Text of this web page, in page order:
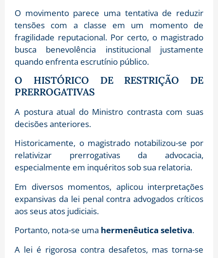
O movimento parece uma tentativa de reduzir
tensões com a classe em um momento de
fragilidade reputacional. Por certo, o magistrado
busca benevolência institucional justamente
quando enfrenta escrutínio público.
O HISTÓRICO DE RESTRIÇÃO DE
PRERROGATIVAS
A postura atual do Ministro contrasta com suas
decisões anteriores.
Historicamente, o magistrado notabilizou-se por
relativizar prerrogativas da advocacia,
especialmente em inquéritos sob sua relatoria.
Em diversos momentos, aplicou interpretações
expansivas da lei penal contra advogados críticos
aos seus atos judiciais.
Portanto, nota-se uma hermenêutica seletiva.
A lei é rigorosa contra desafetos, mas torna-se